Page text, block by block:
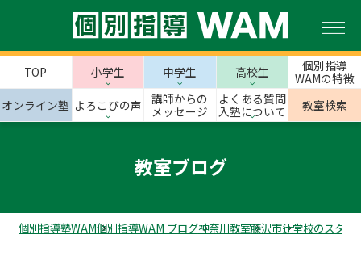
TOP 小学生 中学生 高校生
個別指導
WAMの特徴
オンライン塾 よろこびの声
講師からの
メッセージ
よくある質問
入塾について
教室検索
教室ブログ
個別指導塾WAM個別指導WAM ブログ神奈川教室藤沢市辻堂校のスタッ